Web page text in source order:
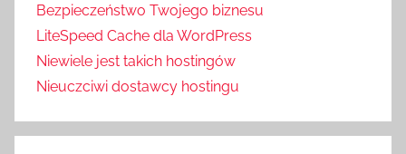
Bezpieczeństwo Twojego biznesu
LiteSpeed Cache dla WordPress
Niewiele jest takich hostingów
Nieuczciwi dostawcy hostingu